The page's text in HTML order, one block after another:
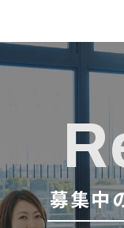
募集中